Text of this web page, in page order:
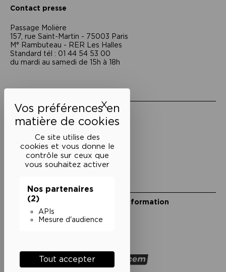
Ce site utilise des
cookies et vous donne le
contrôle sur ceux que
vous souhaitez activer
Nos partenaires
(2)
APIs
Mesure d'audience
Tout accepter
XMasquer le bandeau des
Contact presse
Passage Moliėre
157, rue Saint-Martin - 75003 Paris
M° Rambuteau - RER Les Halles
Standard tél : 01 44 54 53 00
du mardi au samedi de 15h à 18h
Mentions légales
Politique de confidentialité
Conditions générales de vente
Cookies
Restons en lien
Inscrivez-vous à notre lettre d’information
Suivez-nous sur les réseaux